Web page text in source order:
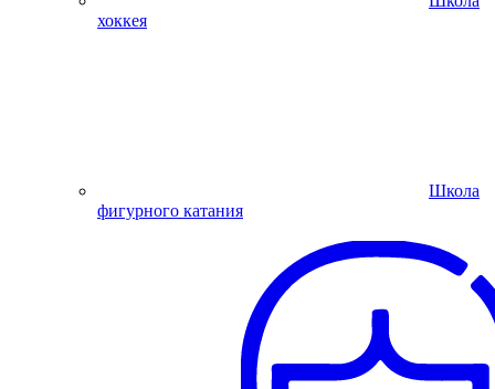
хоккея
Школа
фигурного катания